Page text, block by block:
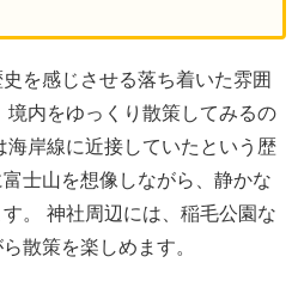
を感じさせる落ち着いた雰囲
内をゆっくり散策してみるの
海岸線に近接していたという歴
士山を想像しながら、静かな
。 神社周辺には、稲毛公園な
散策を楽しめます。